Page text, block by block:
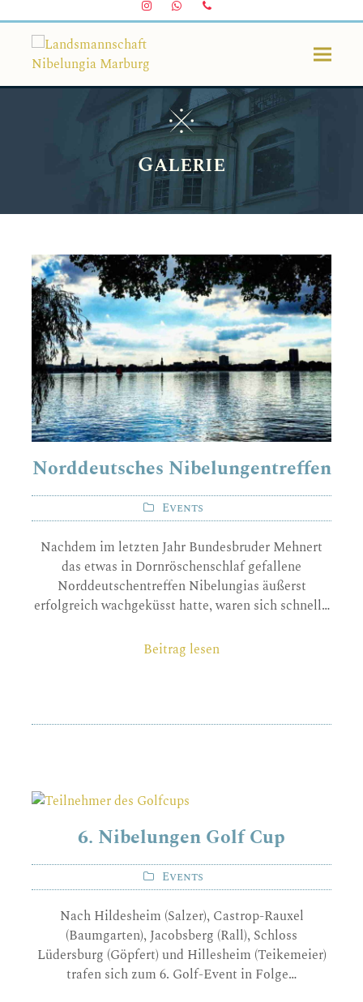
InstagramWhatsappTelefon
Galerie
Norddeutsches Nibelungentreffen
Events
Nachdem im letzten Jahr Bundesbruder Mehnert
das etwas in Dornröschenschlaf gefallene
Norddeutschentreffen Nibelungias äußerst
erfolgreich wachgeküsst hatte, waren sich schnell…
Beitrag lesen
6. Nibelungen Golf Cup
Events
Nach Hildesheim (Salzer), Castrop-Rauxel
(Baumgarten), Jacobsberg (Rall), Schloss
Lüdersburg (Göpfert) und Hillesheim (Teikemeier)
trafen sich zum 6. Golf-Event in Folge…